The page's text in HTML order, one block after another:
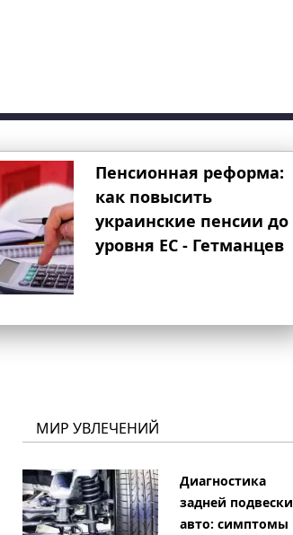
Пенсионная реформа:
как повысить
украинские пенсии до
уровня ЕС - Гетманцев
МИР УВЛЕЧЕНИЙ
Диагностика
задней подвески
авто: симптомы